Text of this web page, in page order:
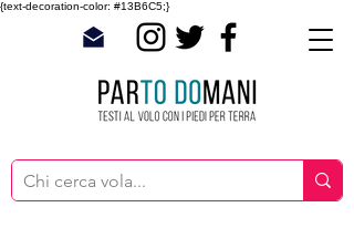
{text-decoration-color: #13B6C5;}